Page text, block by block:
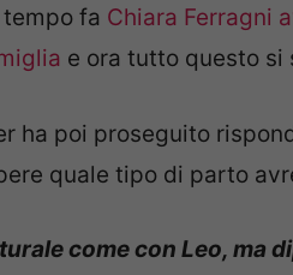
fa Chiara Ferragni
e ora tutto questo si
ha poi proseguito
quale tipo di parto
come con Leo, ma